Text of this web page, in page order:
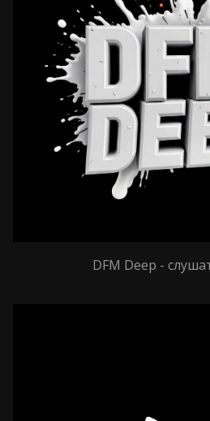
DFM Deep -